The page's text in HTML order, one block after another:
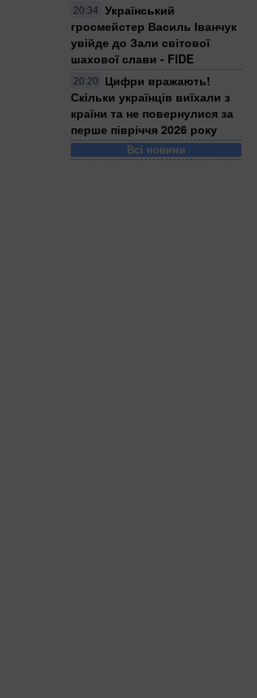
20:34
Український
гросмейстер Василь Іванчук
увійде до Зали світової
шахової слави - FIDE
20:20
Цифри вражають!
Скільки українців виїхали з
країни та не повернулися за
перше півріччя 2026 року
Всі новини